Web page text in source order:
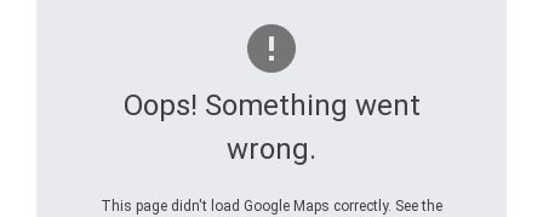
Oops! Something went
wrong.
This page didn't load Google Maps correctly. See the